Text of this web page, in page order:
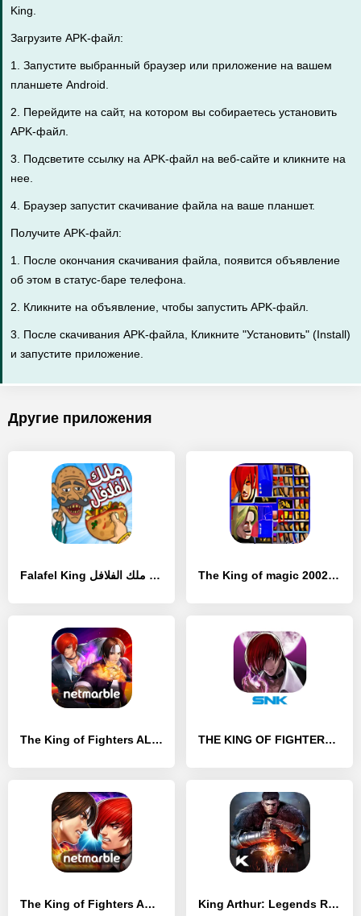
King.
Загрузите APK-файл:
1. Запустите выбранный браузер или приложение на вашем
планшете Android.
2. Перейдите на сайт, на котором вы собираетесь установить
APK-файл.
3. Подсветите ссылку на APK-файл на веб-сайте и кликните на
нее.
4. Браузер запустит скачивание файла на ваше планшет.
Получите APK-файл:
1. После окончания скачивания файла, появится объявление
об этом в статус-баре телефона.
2. Кликните на объявление, чтобы запустить APK-файл.
3. После скачивания APK-файла, Кликните "Установить" (Install)
и запустите приложение.
Другие приложения
Falafel King ملك الفلافل - [Взлом/МОД Unlocked] The King of magic 2002 fighter - [Взлом/МОД Все открыто]
The King of Fighters ALLSTAR - [Взлом/МОД Меню] THE KING OF FIGHTERS-A 2012(F) - [Взлом/МОД Unlocked]
The King of Fighters ARENA - [Взлом/МОД Unlocked] King Arthur: Legends Rise - [Взлом/МОД Unlocked]